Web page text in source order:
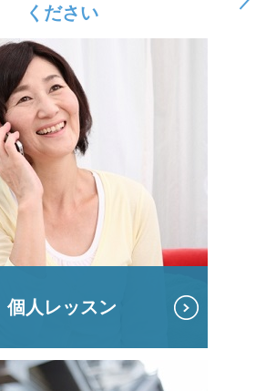
ください
個人レッスン